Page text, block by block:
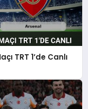
TRT 1’de Canlı